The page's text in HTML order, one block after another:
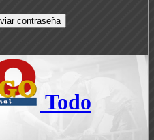
Todo